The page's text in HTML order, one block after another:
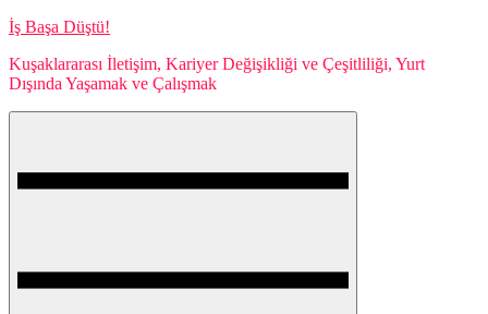
Skip
content
İş Başa Düştü!
Kuşaklararası İletişim, Kariyer Değişikliği ve Çeşitliliği, Yurt
Dışında Yaşamak ve Çalışmak